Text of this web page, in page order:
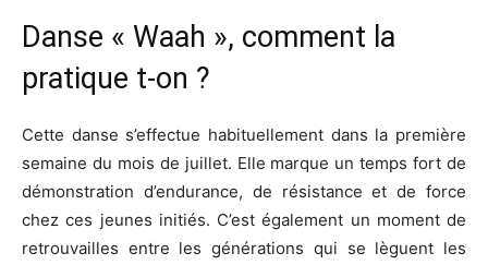
Danse « Waah », comment la
pratique t-on ?
Cette danse s’effectue habituellement dans la première
semaine du mois de juillet. Elle marque un temps fort de
démonstration d’endurance, de résistance et de force
chez ces jeunes initiés. C’est également un moment de
retrouvailles entre les générations qui se lèguent les